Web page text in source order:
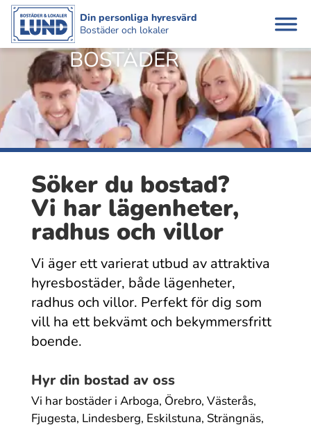
Din personliga hyresvärd
Bostäder och lokaler
BOSTÄDER
Söker du bostad?
Vi har lägenheter,
radhus och villor
Vi äger ett varierat utbud av attraktiva
hyresbo­städer, både lägenheter,
radhus och villor. Perfekt för dig som
vill ha ett bekvämt och bekymmersfritt
boende.
Hyr din bostad av oss
Vi har bostäder i Arboga, Örebro, Västerås,
Fjugesta, Lindesberg, Eskilstuna, Strängnäs,